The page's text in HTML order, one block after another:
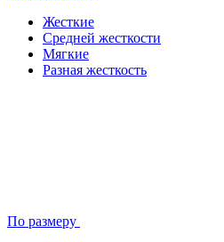
Жесткие
Средней жесткости
Мягкие
Разная жесткость
По размеру